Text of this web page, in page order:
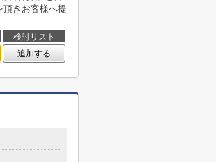
きお客様へ提
検討リスト
追加する